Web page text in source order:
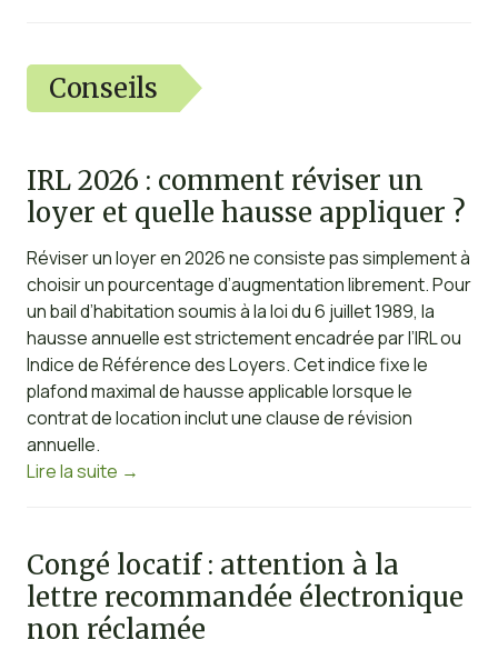
Conseils
IRL 2026 : comment réviser un
loyer et quelle hausse appliquer ?
Réviser un loyer en 2026 ne consiste pas simplement à
choisir un pourcentage d’augmentation librement. Pour
un bail d’habitation soumis à la loi du 6 juillet 1989, la
hausse annuelle est strictement encadrée par l’IRL ou
Indice de Référence des Loyers. Cet indice fixe le
plafond maximal de hausse applicable lorsque le
contrat de location inclut une clause de révision
annuelle.
Lire la suite →
Congé locatif : attention à la
lettre recommandée électronique
non réclamée